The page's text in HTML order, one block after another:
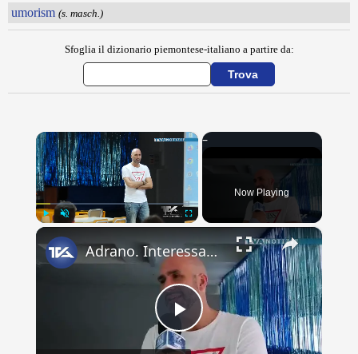
umorism (s. masch.)
Sfoglia il dizionario piemontese-italiano a partire da:
×
Now Playing
×
Play
Adrano. Interessante incontro al liceo “Verga” con il prof. Fabio Gamberini. Studenti del Linguistic